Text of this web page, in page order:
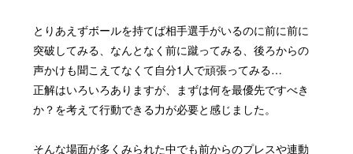
とりあえずボールを持てば相手選手がいるのに前に前に
突破してみる、なんとなく前に蹴ってみる、後ろからの
声かけも聞こえてなくて自分1人で頑張ってみる…
正解はいろいろありますが、まずは何を最優先ですべき
か？を考えて行動できる力が必要と感じました。
そんな場面が多くみられた中でも前からのプレスや連動